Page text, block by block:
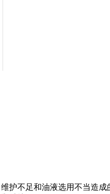
护不足和油液选用不当造